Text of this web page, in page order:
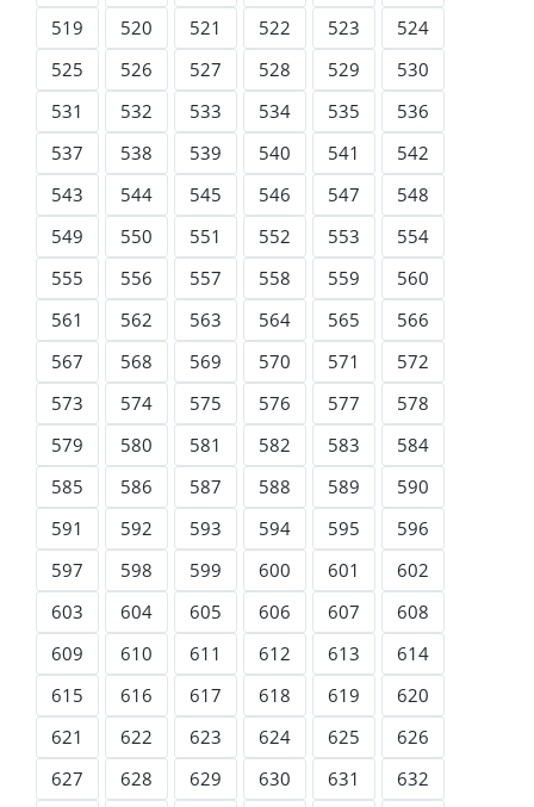
519
520 521 522 523
524
525
526 527 528 529
530
531
532 533 534 535
536
537
538 539 540 541
542
543
544 545 546 547
548
549
550 551 552 553
554
555
556 557 558 559
560
561
562 563 564 565
566
567
568 569 570 571
572
573
574 575 576 577
578
579
580 581 582 583
584
585
586 587 588 589
590
591
592 593 594 595
596
597
598 599 600 601
602
603
604 605 606 607
608
609
610 611 612 613
614
615
616 617 618 619
620
621
622 623 624 625
626
627
628 629 630 631
632